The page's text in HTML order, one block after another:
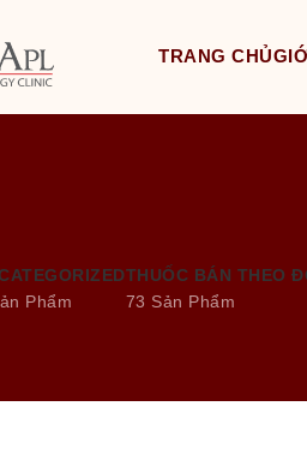
TRANG CHỦ
Phẩm
THUỐC BÁN THEO
73 Sản Phẩm